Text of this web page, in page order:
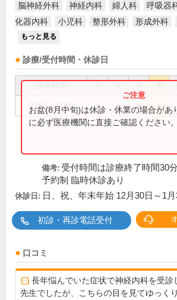
脳神経外科 神経内科 婦人科 呼吸器
化器内科
小児科 整形外科 形成外科
もっと見る
診療/受付時間・休診日
9:00～17:00 ● ● ● ●
お盆(8月中旬)は休診・休業の場合があ
に必ず医療機関に直接ご確認ください。
備考: 受付時間は診療終了時間30
予約制 臨時休診あり
休診日: 日、祝、年末年始 12月30日～1月
初診・再診電話受付
口コミ
長年悩んでいた症状で神経内科を受診
先生でしたが、こちらの目を見てゆっく